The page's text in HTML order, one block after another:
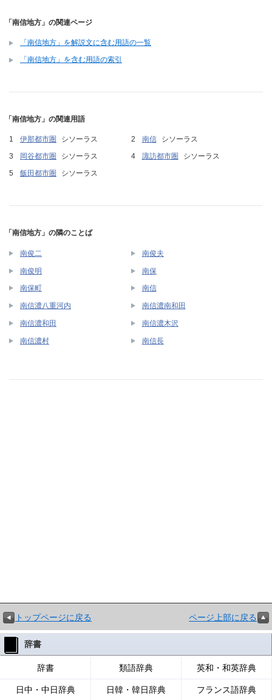
「南信地方」の関連ページ
「南信地方」を解説文に含む用語の一覧
「南信地方」を含む用語の索引
「南信地方」の関連用語
伊那都市圏 シソーラス 南信
シソーラス
岡谷都市圏
シソーラス 諏訪都市圏
シソーラス
飯田都市圏
シソーラス
「南信地方」の隣のことば
南俊二 南俊夫
南俊明 南保
南保町 南信
南信濃八重河内 南信濃南和田
南信濃和田 南信濃木沢
南信濃村 南信長
トップページに戻る ページ上部に戻る
辞書
辞書 類語辞典 英和・和英辞典
日中・中日辞典 日韓・韓日辞典 フランス語辞典